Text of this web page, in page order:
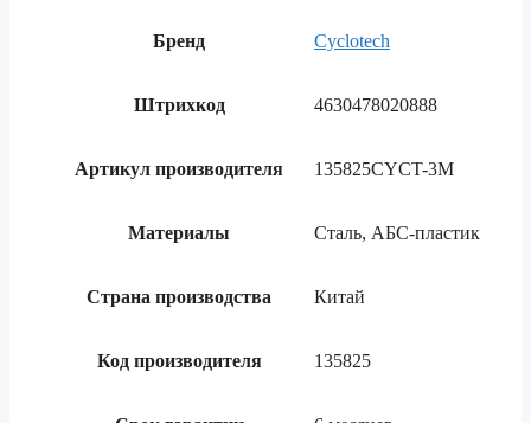
Бренд Cyclotech
Штрихкод 4630478020888
Артикул производителя 135825CYCT-3M
Материалы Сталь, АБС-пластик
Страна производства Китай
Код производителя 135825